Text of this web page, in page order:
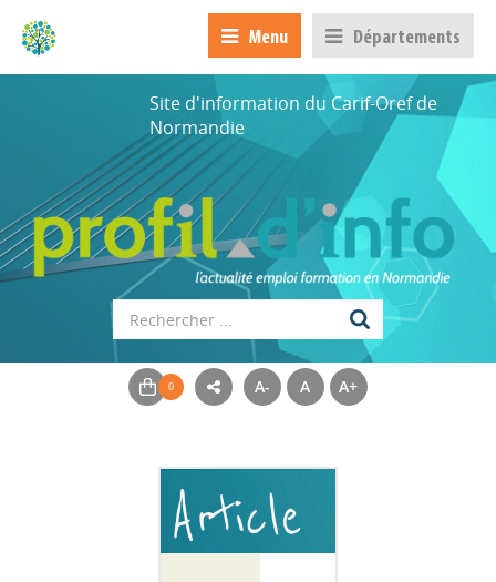
Menu Départements
Site d'information du Carif-Oref de
Normandie
A- A A+